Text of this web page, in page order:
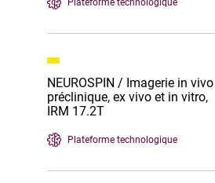
NEUROSPIN / Imagerie in vivo
préclinique, ex vivo et in vitro,
IRM 17.2T
Plateforme technologique